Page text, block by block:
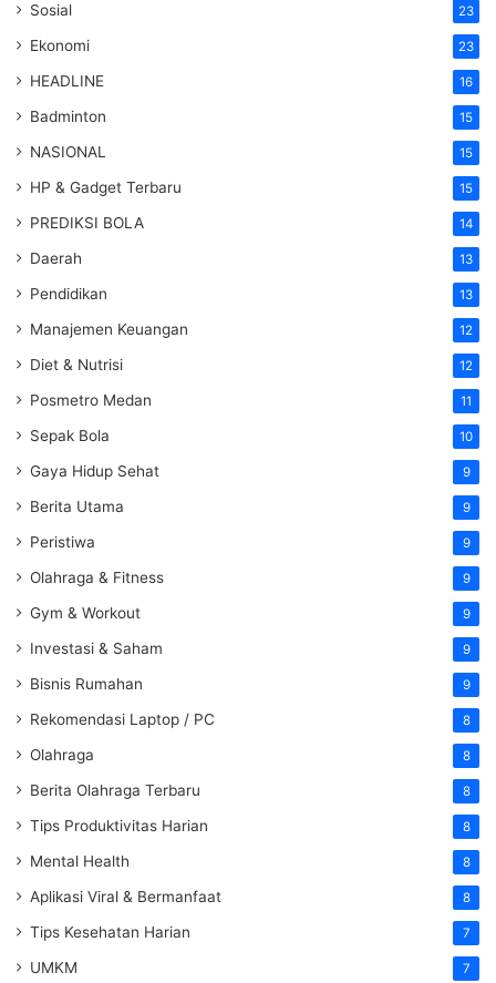
Sosial 23
Ekonomi 23
HEADLINE 16
Badminton 15
NASIONAL 15
HP & Gadget Terbaru 15
PREDIKSI BOLA 14
Daerah 13
Pendidikan 13
Manajemen Keuangan 12
Diet & Nutrisi 12
Posmetro Medan 11
Sepak Bola 10
Gaya Hidup Sehat 9
Berita Utama 9
Peristiwa 9
Olahraga & Fitness 9
Gym & Workout 9
Investasi & Saham 9
Bisnis Rumahan 9
Rekomendasi Laptop / PC 8
Olahraga 8
Berita Olahraga Terbaru 8
Tips Produktivitas Harian 8
Mental Health 8
Aplikasi Viral & Bermanfaat 8
Tips Kesehatan Harian 7
UMKM 7